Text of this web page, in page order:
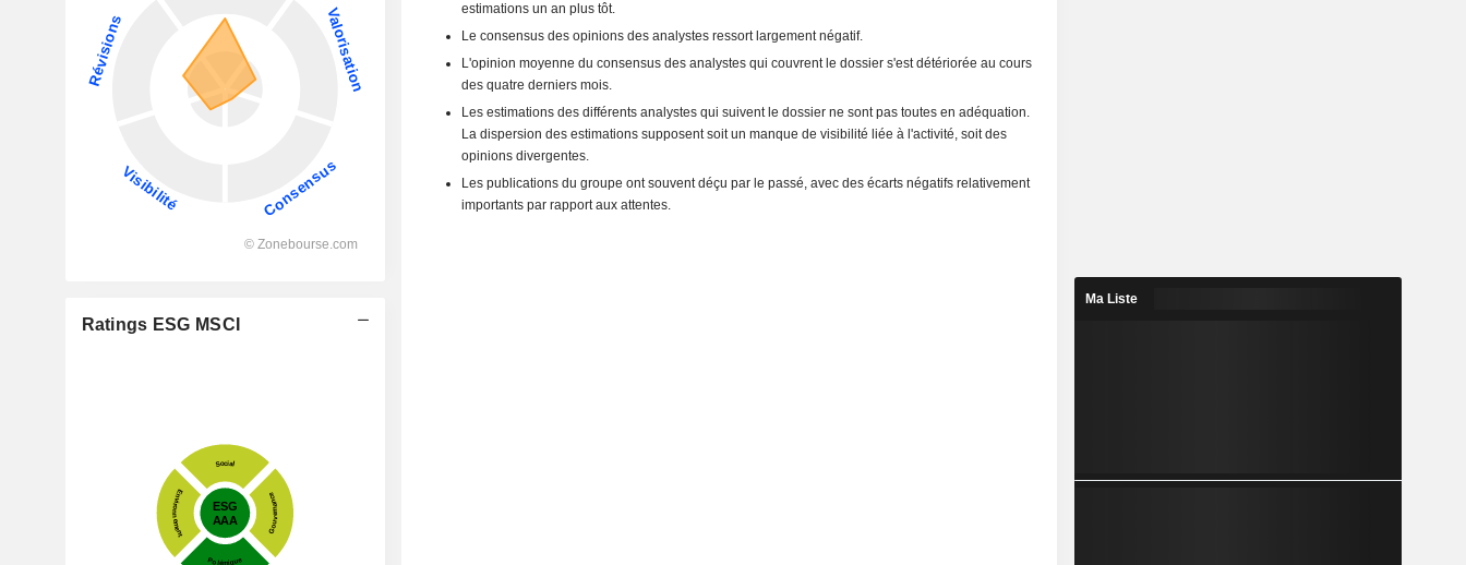
Ratings ESG MSCI
estimations un an plus tôt.
Le consensus des opinions des analystes ressort largement négatif.
L'opinion moyenne du consensus des analystes qui couvrent le dossier s'est détériorée au cours
des quatre derniers mois.
Les estimations des différents analystes qui suivent le dossier ne sont pas toutes en adéquation.
La dispersion des estimations supposent soit un manque de visibilité liée à l'activité, soit des
opinions divergentes.
Les publications du groupe ont souvent déçu par le passé, avec des écarts négatifs relativement
importants par rapport aux attentes.
Ma Liste